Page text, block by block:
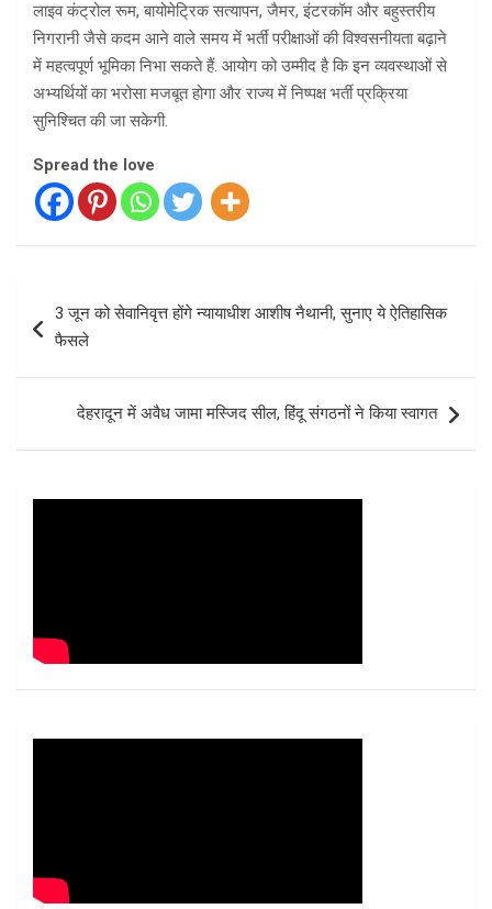
लाइव कंट्रोल रूम, बायोमेट्रिक सत्यापन, जैमर, इंटरकॉम और बहुस्तरीय
निगरानी जैसे कदम आने वाले समय में भर्ती परीक्षाओं की विश्वसनीयता बढ़ाने
में महत्वपूर्ण भूमिका निभा सकते हैं. आयोग को उम्मीद है कि इन व्यवस्थाओं से
अभ्यर्थियों का भरोसा मजबूत होगा और राज्य में निष्पक्ष भर्ती प्रक्रिया
सुनिश्चित की जा सकेगी.
Spread the love
navigation
3 जून को सेवानिवृत्त होंगे न्यायाधीश आशीष नैथानी, सुनाए ये ऐतिहासिक
फैसले
देहरादून में अवैध जामा मस्जिद सील, हिंदू संगठनों ने किया स्वागत